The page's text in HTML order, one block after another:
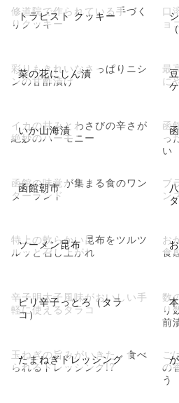
トラピスト クッキー
修道院で作られている手づく
りクッキー
口
ョ
菜の花にしん漬
彩りもきれいなさっぱりニシ
ンの甘酢漬け
最
に
いか山海漬
イカの甘みとわさびの辛さが
絶妙のハーモニー
函
っ
い
函館朝市
函館の味覚が集まる食のワン
ダーランド
ブ
ン
ソーメン昆布
特上の軟らかい昆布をツルツ
ルッと召し上がれ
お
食
ピリ辛子っとろ（タラ
コ）
辛子明太子風味がおいしい手
軽に使えるタラコ
数
り
前
たまねぎドレッシング
玉ねぎの旨みがいきた、食べ
られるドレッシング!?
ご
の
う